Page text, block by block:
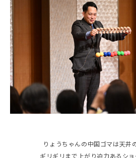
りょうちゃんの中国ゴマは天井
ギリギリまで上がり迫力あるショ